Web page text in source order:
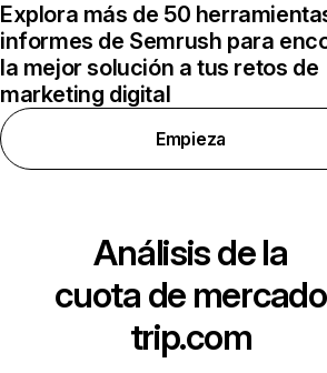
Explora más de 50
informes de Semrush para
la mejor solución a tus retos de
marketing digital
Empieza
Análisis de la
cuota de mercado
trip.com